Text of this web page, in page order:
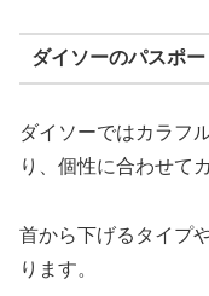
ダイソーのパスポ
ダイソーではカラフ
り、個性に合わせて
首から下げるタイプ
ります。